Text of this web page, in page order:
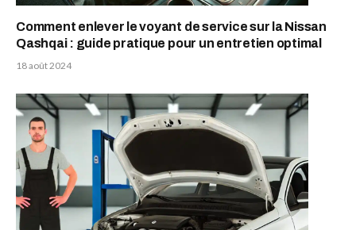
Comment enlever le voyant de service sur la Nissan
Qashqai : guide pratique pour un entretien optimal
18 août 2024